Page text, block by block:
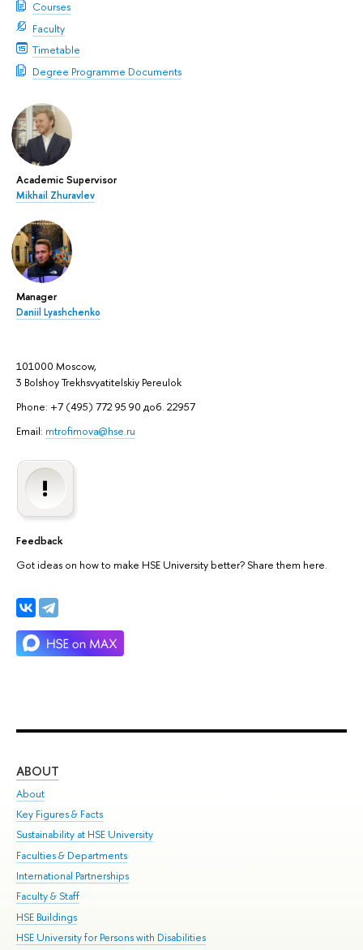
Courses
Faculty
Timetable
Degree Programme Documents
Academic Supervisor
Mikhail Zhuravlev
Manager
Daniil Lyashchenko
101000 Moscow,
3 Bolshoy Trekhsvyatitelskiy Pereulok
Phone: +7 (495) 772 95 90 доб. 22957
Email: mtrofimova@hse.ru
Feedback
Got ideas on how to make HSE University better? Share them here.
ABOUT
About
Key Figures & Facts
Sustainability at HSE University
Faculties & Departments
International Partnerships
Faculty & Staff
HSE Buildings
HSE University for Persons with Disabilities